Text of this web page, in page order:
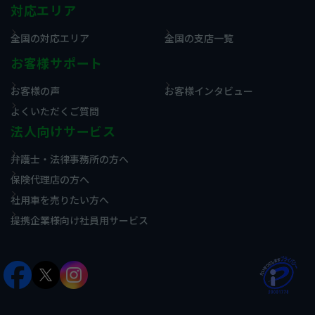
対応エリア
全国の対応エリア 全国の支店一覧
お客様サポート
お客様の声
お客様インタビュー
よくいただくご質問
法人向けサービス
弁護士・法律事務所の方へ
保険代理店の方へ
社用車を売りたい方へ
提携企業様向け社員用サービス